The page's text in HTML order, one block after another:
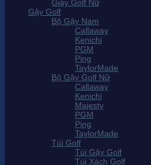
Giày Golf Nữ
Gậy Golf
Bộ Gậy Nam
Callaway
Kenichi
PGM
Ping
TaylorMade
Bộ Gậy Golf Nữ
Callaway
Kenichi
Majesty
PGM
Ping
TaylorMade
Túi Golf
Túi Gậy Golf
Túi Xách Golf